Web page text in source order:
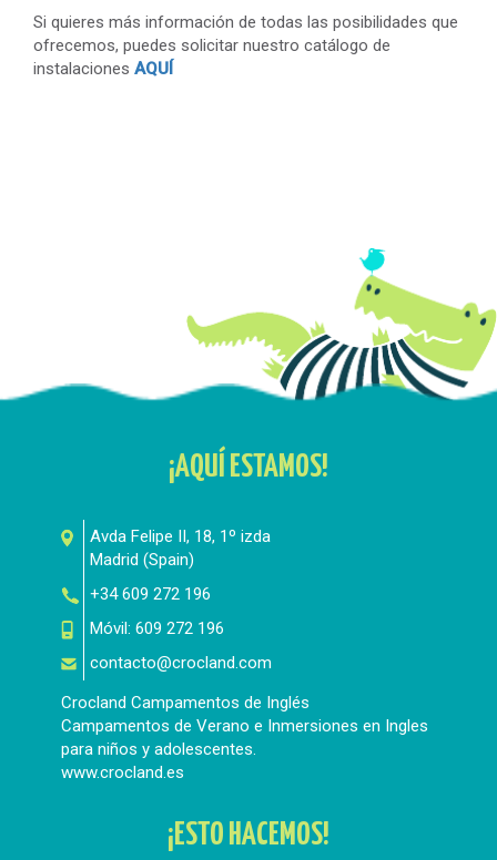
Si quieres más información de todas las posibilidades que
ofrecemos, puedes solicitar nuestro catálogo de
instalaciones AQUÍ
¡AQUÍ ESTAMOS!
Avda Felipe II, 18, 1º izda
Madrid (Spain)
+34 609 272 196
Móvil: 609 272 196
contacto@crocland.com
Crocland Campamentos de Inglés
Campamentos de Verano e Inmersiones en Ingles
para niños y adolescentes.
www.crocland.es
¡ESTO HACEMOS!